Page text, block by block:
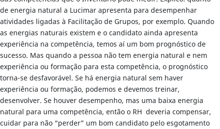
de energia natural a Lucimar apresenta para desempenhar
atividades ligadas à Facilitação de Grupos, por exemplo. Quando
as energias naturais existem e o candidato ainda apresenta
experiência na competência, temos aí um bom prognóstico de
sucesso. Mas quando a pessoa não tem energia natural e nem
experiência ou formação para esta competência, o prognóstico
torna-se desfavorável. Se há energia natural sem haver
experiência ou formação, podemos e devemos treinar,
desenvolver. Se houver desempenho, mas uma baixa energia
natural para uma competência, então o RH deveria compensar,
cuidar para não “perder” um bom candidato pelo esgotamento